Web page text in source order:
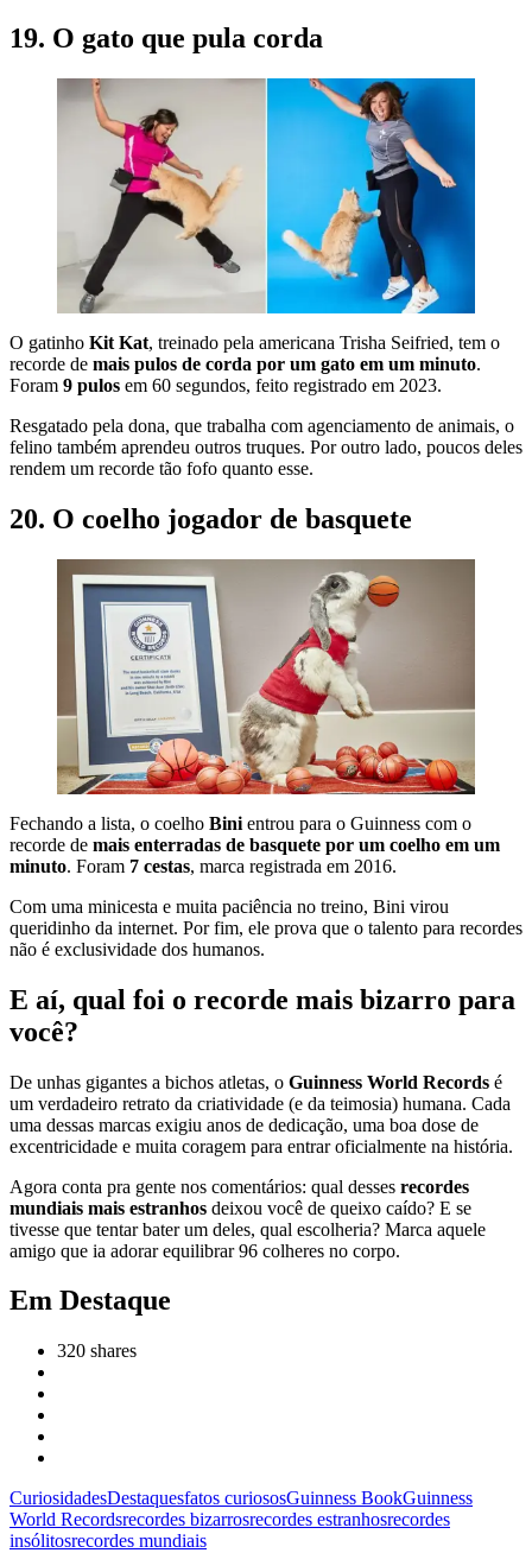
19. O gato que pula corda
O gatinho Kit Kat, treinado pela americana Trisha Seifried, tem o
recorde de mais pulos de corda por um gato em um minuto.
Foram 9 pulos em 60 segundos, feito registrado em 2023.
Resgatado pela dona, que trabalha com agenciamento de animais, o
felino também aprendeu outros truques. Por outro lado, poucos deles
rendem um recorde tão fofo quanto esse.
20. O coelho jogador de basquete
Fechando a lista, o coelho Bini entrou para o Guinness com o
recorde de mais enterradas de basquete por um coelho em um
minuto. Foram 7 cestas, marca registrada em 2016.
Com uma minicesta e muita paciência no treino, Bini virou
queridinho da internet. Por fim, ele prova que o talento para recordes
não é exclusividade dos humanos.
E aí, qual foi o recorde mais bizarro para
você?
De unhas gigantes a bichos atletas, o Guinness World Records é
um verdadeiro retrato da criatividade (e da teimosia) humana. Cada
uma dessas marcas exigiu anos de dedicação, uma boa dose de
excentricidade e muita coragem para entrar oficialmente na história.
Agora conta pra gente nos comentários: qual desses recordes
mundiais mais estranhos deixou você de queixo caído? E se
tivesse que tentar bater um deles, qual escolheria? Marca aquele
amigo que ia adorar equilibrar 96 colheres no corpo.
Em Destaque
320 shares
CuriosidadesDestaquesfatos curiososGuinness BookGuinness
World Recordsrecordes bizarrosrecordes estranhosrecordes
insólitosrecordes mundiais